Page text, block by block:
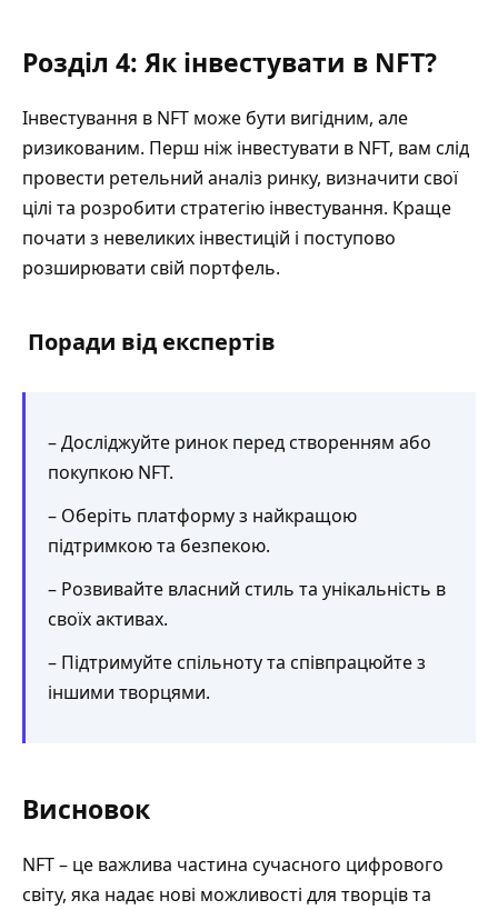
Розділ 4: Як інвестувати в NFT?
Інвестування в NFT може бути вигідним, але
ризикованим. Перш ніж інвестувати в NFT, вам слід
провести ретельний аналіз ринку, визначити свої
цілі та розробити стратегію інвестування. Краще
почати з невеликих інвестицій і поступово
розширювати свій портфель.
Поради від експертів
– Досліджуйте ринок перед створенням або
покупкою NFT.
– Оберіть платформу з найкращою
підтримкою та безпекою.
– Розвивайте власний стиль та унікальність в
своїх активах.
– Підтримуйте спільноту та співпрацюйте з
іншими творцями.
Висновок
NFT – це важлива частина сучасного цифрового
світу, яка надає нові можливості для творців та